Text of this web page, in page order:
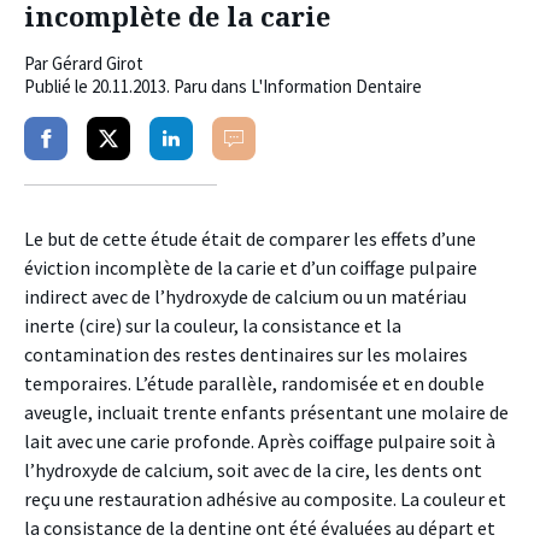
incomplète de la carie
ParGérard Girot
Publié le 20.11.2013. Paru dans L'Information Dentaire
PartagerPartagerPartagerCommenter
Le but de cette étude était de comparer les effets d’une
éviction incomplète de la carie et d’un coiffage pulpaire
indirect avec de l’hydroxyde de calcium ou un matériau
inerte (cire) sur la couleur, la consistance et la
contamination des restes dentinaires sur les molaires
temporaires. L’étude parallèle, randomisée et en double
aveugle, incluait trente enfants présentant une molaire de
lait avec une carie profonde. Après coiffage pulpaire soit à
l’hydroxyde de calcium, soit avec de la cire, les dents ont
reçu une restauration adhésive au composite. La couleur et
la consistance de la dentine ont été évaluées au départ et